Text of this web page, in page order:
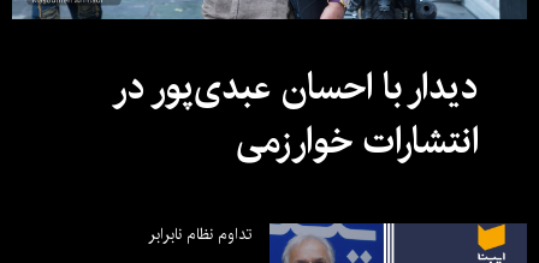
دیدار با احسان عبدی‌پور در
انتشارات خوارزمی
تداوم نظام نابرابر